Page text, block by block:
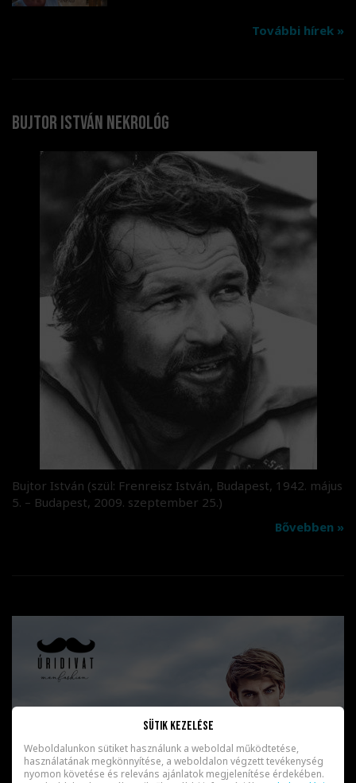
További hírek »
Bujtor István nekrológ
Bujtor István (szül: Frenreisz István, Budapest, 1942. május
5. – Budapest, 2009. szeptember 25.)
Bővebben »
Sütik kezelése
Weboldalunkon sütiket használunk a weboldal működtetése,
használatának megkönnyítése, a weboldalon végzett tevékenység
nyomon követése és releváns ajánlatok megjelenítése érdekében.